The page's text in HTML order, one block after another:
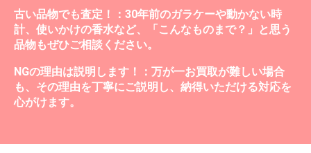
古い品物でも査定！：30年前のガラケーや動かない時
計、使いかけの香水など、「こんなものまで？」と思う
品物もぜひご相談ください。
NGの理由は説明します！：万が一お買取が難しい場合
も、その理由を丁寧にご説明し、納得いただける対応を
心がけます。